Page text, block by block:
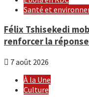
Santé et
Félix Tshisekedi
renforcer la
7 août 2026
À la Une
Culture